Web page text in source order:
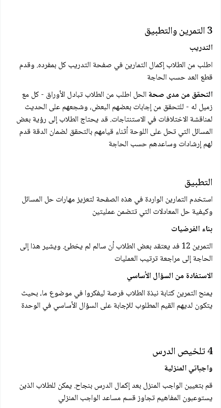
3 التمرين والتطبيق
التدريب
اطلب من الطلاب إكمال التمارين في صفحة التدريب كل بمفرده. وقدم
قطع العد حسب الحاجة
التحقق من مدى صحة الحل اطلب من الطلاب تبادل الأوراق - كل مع
زميل له - للتحقق من إجابات بعضهم البعض، وشجعهم على الحديث
لمناقشة الاختلافات في الاستنتاجات. قد يحتاج الطلاب إلى رؤية بعض
المسائل التي تحل على اللوحة أثناء قيامهم بالتحقق لضمان الدقة قدم
لهم إرشادات وساعدهم حسب الحاجة
التطبيق
استخدم التمارين الواردة في هذه الصفحة لتعزيز مهارات حل المسائل
وكيفية حل المعادلات التي تتضمن عمليتين
بناء الفرضيات
التمرين 12 فد يعتقد بعض الطلاب أن سالم لم يخطئ. ويشير هذا إلى
الحاجة إلى مراجعة ترتيب العمليات
الاستفادة من السؤال الأساسي
يمنح التمرين كتابة نبذة الطلاب فرصة ليفكروا في موضوع ما، بحيث
يتكون لديهم القيم المطلوب للإجابة على السؤال الأساسي في الوحدة
4 تلخيص الدرس
واجباتي المنزلية
قم بتعيين الواجب المنزل بعد إكمال الدرس بنجاح. يمكن للطلاب الذين
يستوعبون المفاهيم تجاوز قسم مساعد الواجب المنزلي